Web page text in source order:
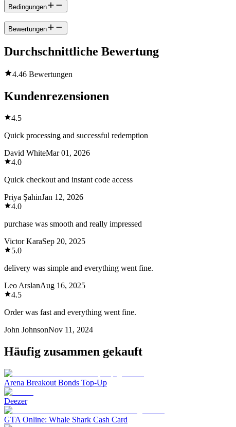
Bedingungen
Bewertungen
Durchschnittliche Bewertung
4.46 Bewertungen
Kundenrezensionen
4.5
Quick processing and successful redemption
David WhiteMar 01, 2026
4.0
Quick checkout and instant code access
Priya ŞahinJan 12, 2026
4.0
purchase was smooth and really impressed
Victor KaraSep 20, 2025
5.0
delivery was simple and everything went fine.
Leo ArslanAug 16, 2025
4.5
Order was fast and everything went fine.
John JohnsonNov 11, 2024
Häufig zusammen gekauft
Arena Breakout Bonds Top-Up
Deezer
GTA Online: Whale Shark Cash Card